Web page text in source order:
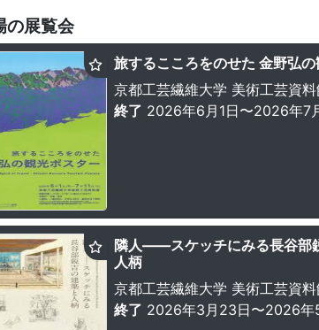
の展覧会
旅するこころをのせた 金野弘
京都工芸繊維大学 美術工芸資
終了 2026年6月1日〜2026年7
隣人――スケッチにみる長谷部
人柄
京都工芸繊維大学 美術工芸資
終了 2026年3月23日〜2026年